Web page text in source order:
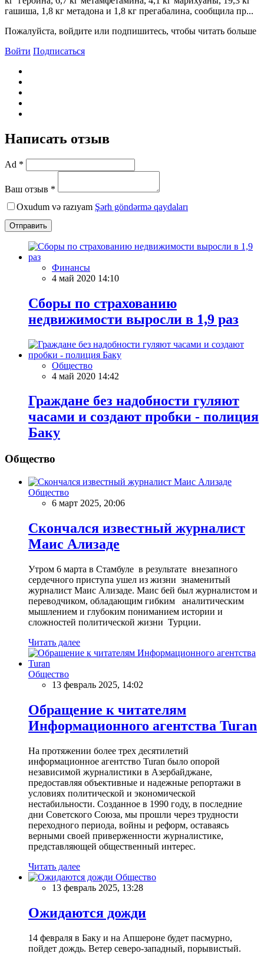
гашиша, 1,8 кг метадона и 1,8 кг прегабалина, сообщила пр...
Пожалуйста, войдите или подпишитесь, чтобы читать больше
Войти Подписаться
Написать отзыв
Ad *
Ваш отзыв *
Oxudum və razıyam Şərh göndərmə qaydaları
Отправить
Финансы
4 май 2020 14:10
Сборы по страхованию
недвижимости выросли в 1,9 раз
Общество
4 май 2020 14:42
Граждане без надобности гуляют
часами и создают пробки - полиция
Баку
Общество
Общество
6 март 2025, 20:06
Скончался известный журналист
Маис Ализаде
Утром 6 марта в Стамбуле в результате внезапного
сердечного приступа ушел из жизни знаменитый
журналист Маис Ализаде. Маис бей был журналистом и
переводчиком, обладающим гибким аналитическим
мышлением и глубоким пониманием истории и
сложностей политической жизни Турции.
Читать далее
Общество
13 февраль 2025, 14:02
Обращение к читателям
Информационного агентства Turan
На протяжении более трех десятилетий
информационное агентство Turan было опорой
независимой журналистики в Азербайджане,
предоставляя объективные и надежные репортажи в
условиях политической и экономической
нестабильности. Созданное в 1990 году, в последние
дни Советского Союза, мы прошли через трудности
переходного периода, войны и реформ, оставаясь
верными своей приверженности журналистике,
представляющей общественный интерес.
Читать далее
Общество
13 февраль 2025, 13:28
Ожидаются дожди
14 февраля в Баку и на Апшероне будет пасмурно,
пойдет дождь. Ветер северо-западный, порывистый.